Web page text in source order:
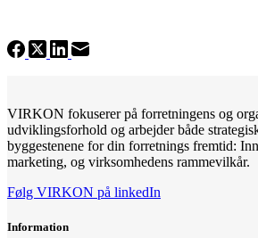
VIRKON fokuserer på forretningens og
udviklingsforhold og arbejder både
byggestenene for din forretnings fremtid:
marketing, og virksomhedens rammevilkår.
Følg VIRKON på linkedIn
Information